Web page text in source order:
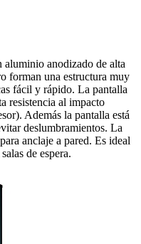
anodizado de alta
forman una estructura muy
fácil y rápido. La pantalla
resistencia al impacto
Además la pantalla está
deslumbramientos. La
anclaje a pared. Es ideal
de espera.